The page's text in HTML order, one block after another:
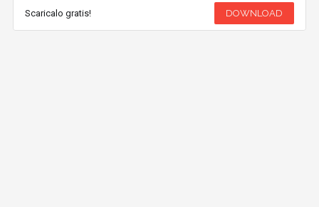
Scaricalo gratis! DOWNLOAD